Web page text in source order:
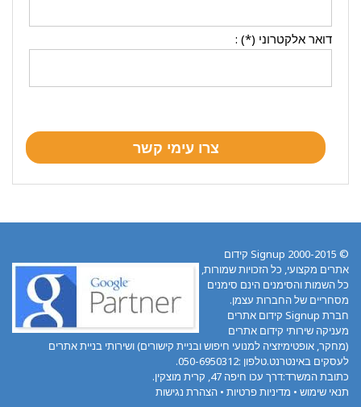
דואר אלקטרוני (*) :
© 2000-2015 Signup קידום
אתרים מקצועי, כל הזכויות שמורות,
כל השמות והסימנים הינם סימנים
מסחריים של החברות עצמן.
חברת Signup קידום אתרים
מעניקה שירותי קידום אתרים
(מחקר, אופטימיזציה למנועי חיפוש ובניית קישורים) ושירותי בניית אתרים
לעסקים באינטרנט.טלפון :050-6950312.
כתובת המשרד:דרך עכו חיפה 47, קרית מוצקין.
תנאי שימוש • מדיניות פרטיות • הצהרת נגישות